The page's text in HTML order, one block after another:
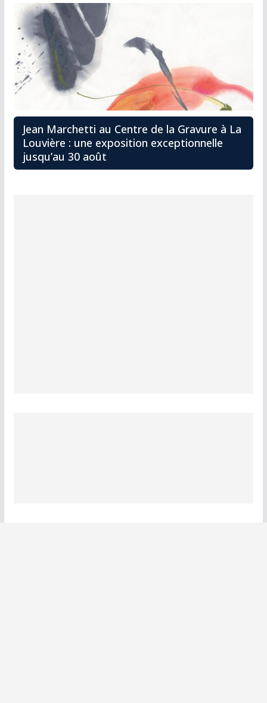
Jean Marchetti au Centre de la Gravure à La
Louvière : une exposition exceptionnelle
jusqu’au 30 août